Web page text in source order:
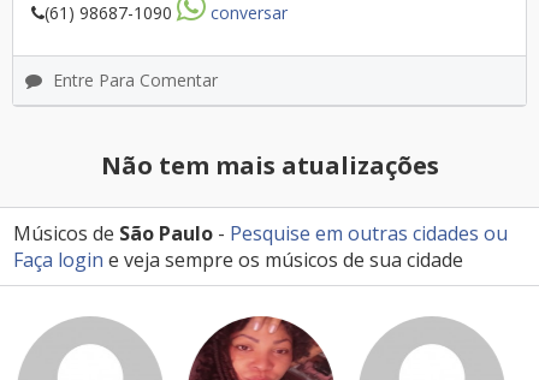
(61) 98687-1090 conversar
Entre Para Comentar
Não tem mais atualizações
Músicos de São Paulo - Pesquise em outras cidades ou
Faça login e veja sempre os músicos de sua cidade